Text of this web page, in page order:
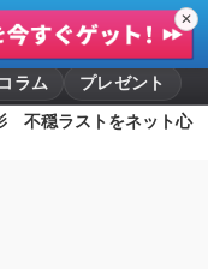
✕
コラム
プレゼント
不穏ラストをネット心